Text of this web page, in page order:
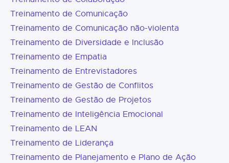
Treinamento de Comunicação
Treinamento de Comunicação não-violenta
Treinamento de Diversidade e Inclusão
Treinamento de Empatia
Treinamento de Entrevistadores
Treinamento de Gestão de Conflitos
Treinamento de Gestão de Projetos
Treinamento de Inteligência Emocional
Treinamento de LEAN
Treinamento de Liderança
Treinamento de Planejamento e Plano de Ação